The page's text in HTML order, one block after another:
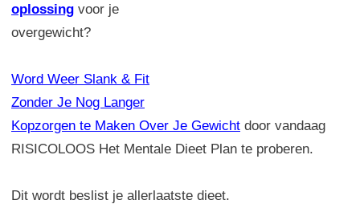
oplossing voor je
overgewicht?
Word Weer Slank & Fit
Zonder Je Nog Langer
Kopzorgen te Maken Over Je Gewicht door vandaag
RISICOLOOS Het Mentale Dieet Plan te proberen.
Dit wordt beslist je allerlaatste dieet.